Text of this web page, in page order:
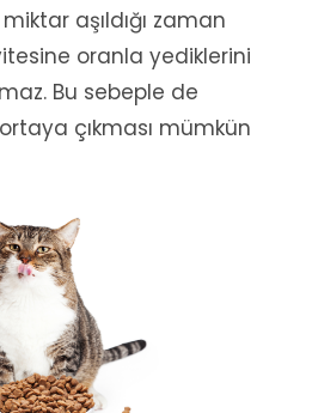
aşıldığı zaman
oranla yediklerini
Bu sebeple de
çıkması mümkün